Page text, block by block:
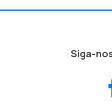
Siga-